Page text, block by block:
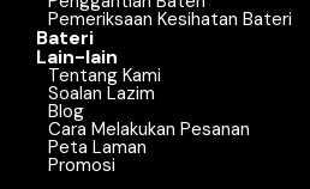
Pemeriksaan Kesihatan Bateri
Bateri
Lain-lain
Tentang Kami
Soalan Lazim
Blog
Cara Melakukan Pesanan
Peta Laman
Promosi